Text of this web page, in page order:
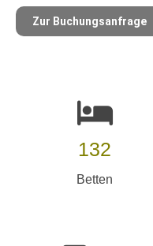
Zur Buchungsanfrage
132
Betten